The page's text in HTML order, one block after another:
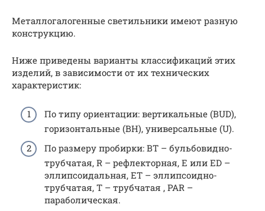
Металлогалогенные светильники имеют разную
конструкцию.
Ниже приведены варианты классификаций этих
изделий, в зависимости от их технических
характеристик:
По типу ориентации: вертикальные (BUD),
горизонтальные (BH), универсальные (U).
По размеру пробирки: BT – бульбовидно-
трубчатая, R – рефлекторная, E или ED –
эллипсоидальная, ET – эллипсоидно-
трубчатая, T – трубчатая , PAR –
параболическая.